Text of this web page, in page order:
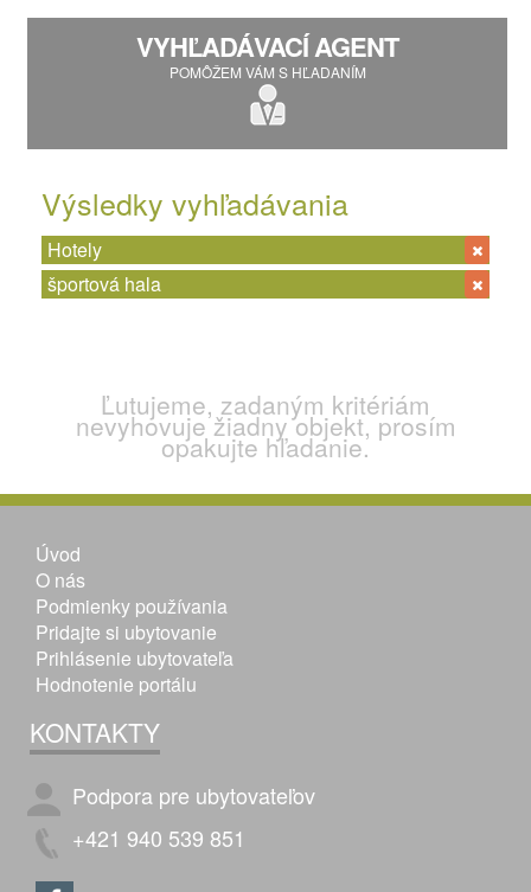
VYHĽADÁVACÍ AGENT
POMÔŽEM VÁM S HĽADANÍM
Výsledky vyhľadávania
Hotely
športová hala
Ľutujeme, zadaným kritériám
nevyhovuje žiadny objekt, prosím
opakujte hľadanie.
Úvod
O nás
Podmienky používania
Pridajte si ubytovanie
Prihlásenie ubytovateľa
Hodnotenie portálu
KONTAKTY
Podpora pre ubytovateľov
+421 940 539 851